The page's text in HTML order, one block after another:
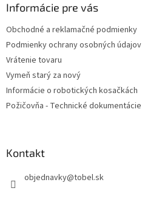
Informácie pre vás
Obchodné a reklamačné podmienky
Podmienky ochrany osobných údajov
Vrátenie tovaru
Vymeň starý za nový
Informácie o robotických kosačkách
Požičovňa - Technické dokumentácie
Kontakt
objednavky@tobel.sk